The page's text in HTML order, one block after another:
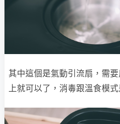
其中這個是氣動引流扇，需
上就可以了，消毒跟溫食模式